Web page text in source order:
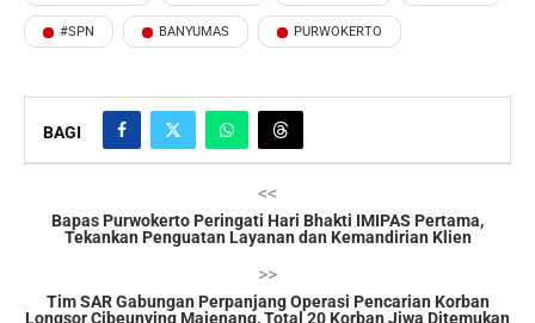
#SPN BANYUMAS PURWOKERTO
BAGI
<<
Bapas Purwokerto Peringati Hari Bhakti IMIPAS Pertama,
Tekankan Penguatan Layanan dan Kemandirian Klien
>>
Tim SAR Gabungan Perpanjang Operasi Pencarian Korban
Longsor Cibeunying Majenang, Total 20 Korban Jiwa Ditemukan